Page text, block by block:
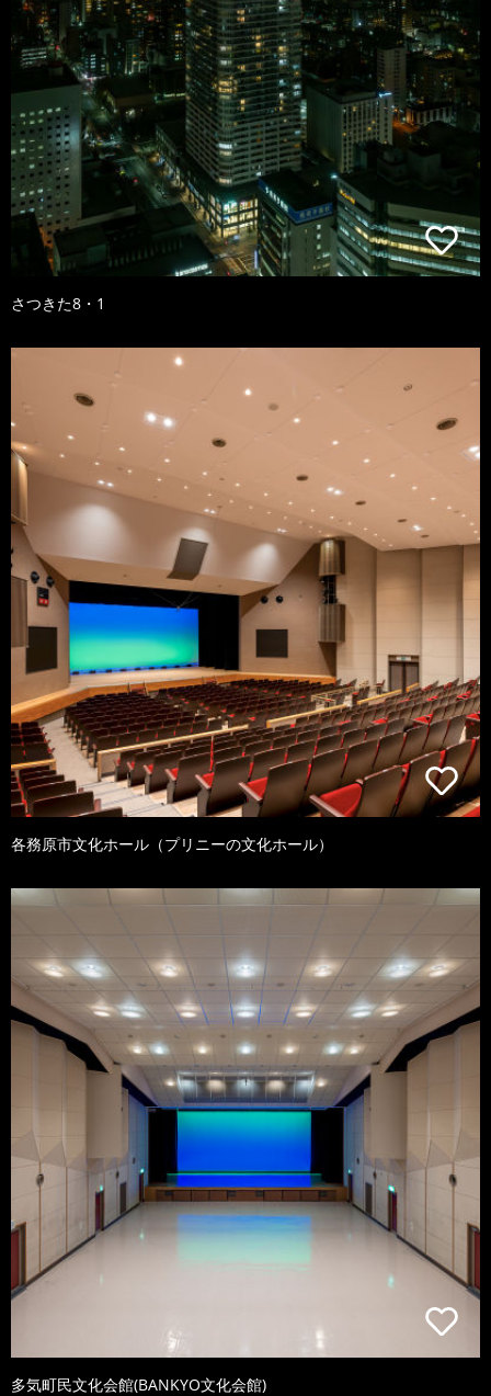
さつきた8・1
各務原市文化ホール（プリニーの文化ホール）
多気町民文化会館(BANKYO文化会館)